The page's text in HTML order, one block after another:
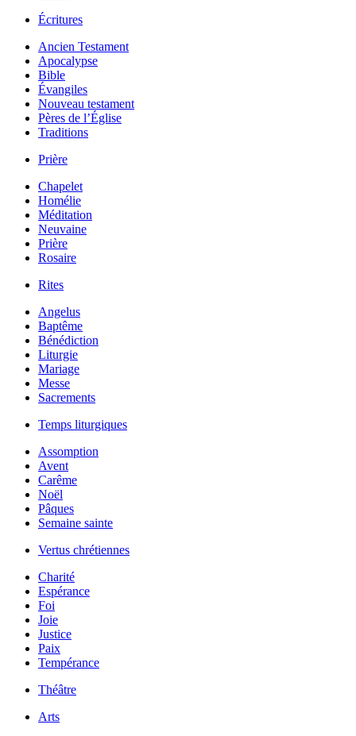
Écritures
Ancien Testament
Apocalypse
Bible
Évangiles
Nouveau testament
Pères de l’Église
Traditions
Prière
Chapelet
Homélie
Méditation
Neuvaine
Prière
Rosaire
Rites
Angelus
Baptême
Bénédiction
Liturgie
Mariage
Messe
Sacrements
Temps liturgiques
Assomption
Avent
Carême
Noël
Pâques
Semaine sainte
Vertus chrétiennes
Charité
Espérance
Foi
Joie
Justice
Paix
Tempérance
Théâtre
Arts